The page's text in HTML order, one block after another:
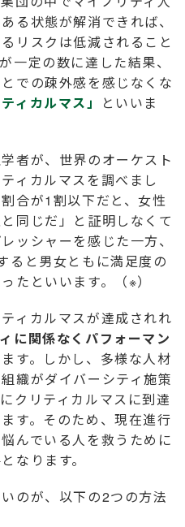
る状態が解消できれば、
リスクは低減されること
一定の数に達した結果、
での疎外感を感じなくな
ティカルマス」
といいま
者が、世界のオーケスト
ィカルマスを調べまし
合が1割以下だと、女性
同じだ」と証明しなくて
ッシャーを感じた一方、
ると男女ともに満足度の
たといいます。（※）
ィカルマスが達成されれ
に関係なくパフォーマン
す。しかし、多様な人材
織がダイバーシティ施策
クリティカルマスに到達
す。そのため、現在進行
んでいる人を救うために
なります。
のが、以下の2つの方法